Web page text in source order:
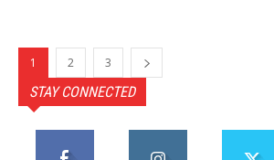
1 2 3
STAY CONNECTED